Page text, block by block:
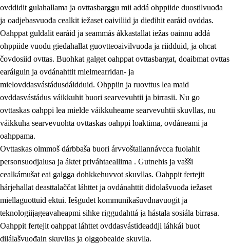
2.4 Oahppat oahppat
ovddidit gulahallama ja ovttasbarggu mii addá ohppiide duostilvuođa
ja oadjebasvuođa cealkit iežaset oaiviliid ja dieđihit earáid ovddas.
Oahppat guldalit earáid ja seammás ákkastallat iežas oainnu addá
ohppiide vuođu gieđahallat guovtteoaivilvuođa ja riidduid, ja ohcat
čovdosiid ovttas. Buohkat galget oahppat ovttasbargat, doaibmat ovttas
earáiguin ja ovdánahttit mielmearridan- ja
mielovddasvástádusdáidduid. Ohppiin ja ruovttus lea maid
ovddasvástádus váikkuhit buori searvevuhtii ja birrasii. Nu go
ovttaskas oahppi lea mielde váikkuheame searvevuhtii skuvllas, nu
váikkuha searvevuohta ovttaskas oahppi loaktima, ovdáneami ja
oahppama.
Ovttaskas olmmoš dárbbaša buori árvvoštallannávcca fuolahit
personsuodjalusa ja áktet priváhtaeallima . Gutnehis ja vašši
cealkámušat eai galgga dohkkehuvvot skuvllas. Oahppit fertejit
hárjehallat deasttalaččat láhttet ja ovdánahttit diđolašvuođa iežaset
miellaguottuid ektui. Iešguđet kommunikašuvdnavuogit ja
teknologiijageavaheapmi sihke riggudahttá ja hástala sosiála birrasa.
Oahppit fertejit oahppat láhttet ovddasvástideaddji láhkái buot
dilálašvuođain skuvllas ja olggobealde skuvlla.